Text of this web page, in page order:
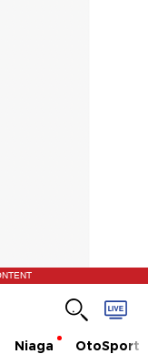
Niaga OtoSport